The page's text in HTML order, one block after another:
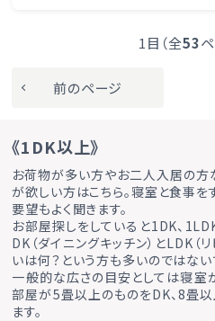
1目（全53
前のページ
《1DK以上》
お荷物が多い方やお二人入居の
が欲しい方はこちら。寝室と食事を
要望もよく聞きます。
お部屋探しをしていると1DK、
DK（ダイニングキッチン）とLDK（
いは何？という方も多いのではない
一般的な広さの目安としては寝室
部屋が5畳以上のものをDK、8畳
ます。